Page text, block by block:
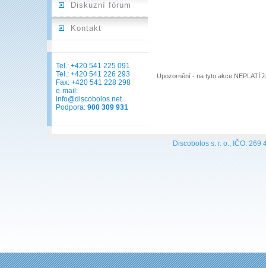
Diskuzní fórum
Kontakt
Tel.: +420 541 225 091
Tel.: +420 541 226 293
Fax: +420 541 228 298
e-mail:
info@discobolos.net
Podpora: 900 309 931
Upozornění - na tyto akce NEPLATÍ
Discobolos s. r. o., IČO: